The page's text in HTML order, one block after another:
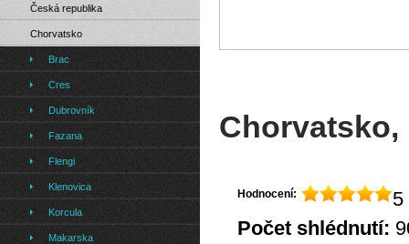
Chorvatsko,
Hodnocení:
5
Počet shlédnutí:
Česká republika
Chorvatsko
Brac
Cres
Dubrovník
Fazana
Flengi
Klenovica
Korcula
Makarska